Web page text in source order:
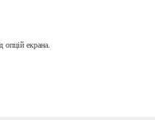
опцій екрана.